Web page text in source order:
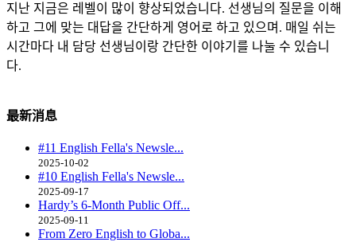
지난 지금은 레벨이 많이 향상되었습니다. 선생님의 질문을 이해
하고 그에 맞는 대답을 간단하게 영어로 하고 있으며. 매일 쉬는
시간마다 내 담당 선생님이랑 간단한 이야기를 나눌 수 있습니
다.
最新消息
#11 English Fella's Newsle...
2025-10-02
#10 English Fella's Newsle...
2025-09-17
Hardy’s 6-Month Public Off...
2025-09-11
From Zero English to Globa...